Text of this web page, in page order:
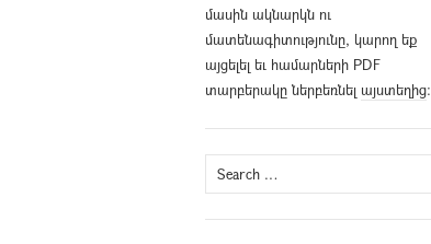
մասին ակնարկն ու
մատենագիտությունը, կարող եք
այցելել եւ համարների PDF
տարբերակը ներբեռնել այստեղից։
Search
for: